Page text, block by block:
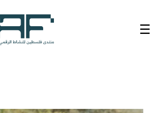
☰